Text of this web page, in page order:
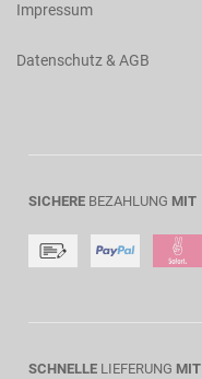
Impressum
Datenschutz & AGB
SICHERE BEZAHLUNG MIT
SCHNELLE LIEFERUNG MIT